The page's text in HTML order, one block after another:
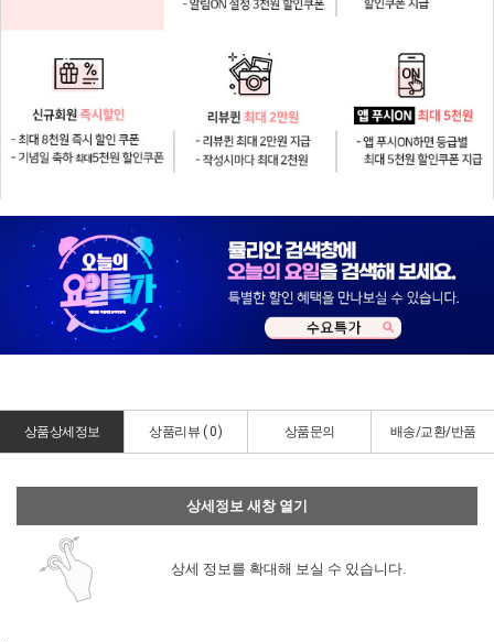
상품상세정보 상품리뷰 ( 0) 상품문의 배송/교환/반품
상세정보 새창 열기
상세 정보를 확대해 보실 수 있습니다.